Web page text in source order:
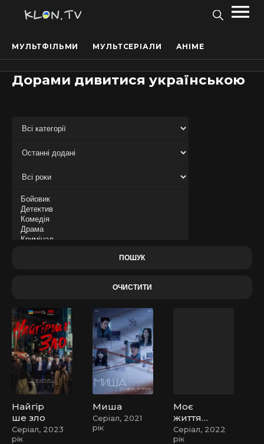
МУЛЬТФІЛЬМИ МУЛЬТСЕРІАЛИ АНІМЕ
Дорами дивитися українською
Найгір
ше зло
Серіал, 2023
рік
Миша
Серіал, 2021
рік
Моє
життя
знову
Серіал, 2022
рік